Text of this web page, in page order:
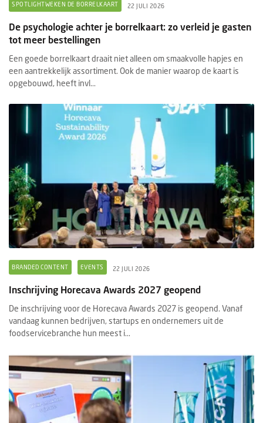
SPOTLIGHTWEKEN DE BORRELKAART 22 JULI 2026
De psychologie achter je borrelkaart: zo verleid je gasten
tot meer bestellingen
Een goede borrelkaart draait niet alleen om smaakvolle hapjes en
een aantrekkelijk assortiment. Ook de manier waarop de kaart is
opgebouwd, heeft invl...
BRANDED CONTENT EVENTS 22 JULI 2026
Inschrijving Horecava Awards 2027 geopend
De inschrijving voor de Horecava Awards 2027 is geopend. Vanaf
vandaag kunnen bedrijven, startups en ondernemers uit de
foodservicebranche hun meest i...